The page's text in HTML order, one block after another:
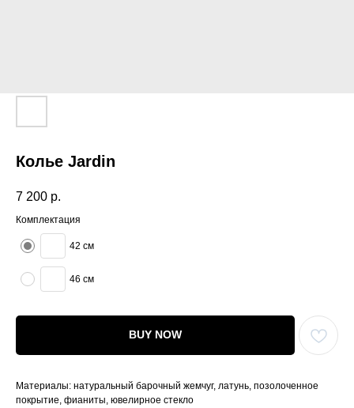
Колье Jardin
7 200 р.
Комплектация
42 см
46 см
BUY NOW
Материалы: натуральный барочный жемчуг, латунь, позолоченное
покрытие, фианиты, ювелирное стекло